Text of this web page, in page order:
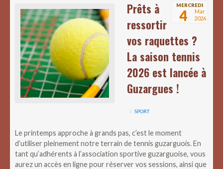
MERCREDI
4
Mar
2026
Prêts à
ressortir
vos raquettes ?
La saison tennis
2026 est lancée à
Guzargues !
SPORT
Le printemps approche à grands pas, c’est le moment
d’utiliser pleinement notre terrain de tennis guzarguois. En
tant qu’adhérents à l’association sportive guzarguoise, vous
aurez un accès en ligne pour réserver vos sessions, ainsi que